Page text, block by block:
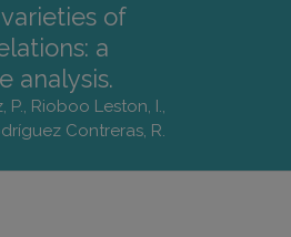
of
a
analysis.
P., Rioboo Leston, I.,
Contreras, R.